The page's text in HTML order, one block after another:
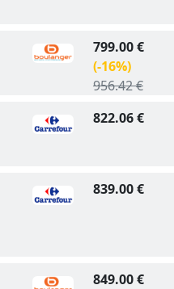
799.00 €
(-16%)
956.42 €
822.06 €
839.00 €
849.00 €